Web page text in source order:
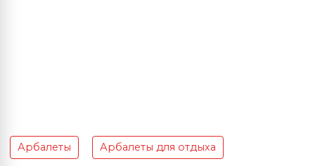
Арбалеты Арбалеты для отдыха